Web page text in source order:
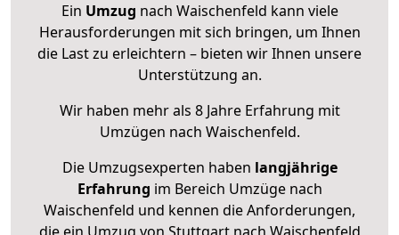
Ein Umzug nach Waischenfeld kann viele
Herausforderungen mit sich bringen, um Ihnen
die Last zu erleichtern – bieten wir Ihnen unsere
Unterstützung an.
Wir haben mehr als 8 Jahre Erfahrung mit
Umzügen nach Waischenfeld.
Die Umzugsexperten haben langjährige
Erfahrung im Bereich Umzüge nach
Waischenfeld und kennen die Anforderungen,